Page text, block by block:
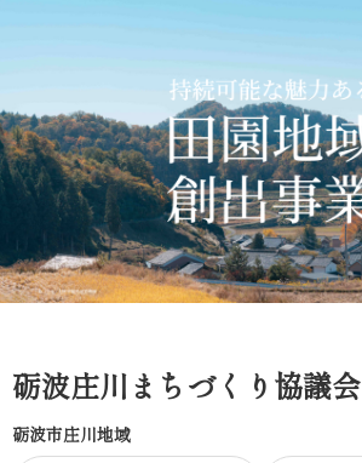
砺波庄川まちづくり協議会
砺波市庄川地域